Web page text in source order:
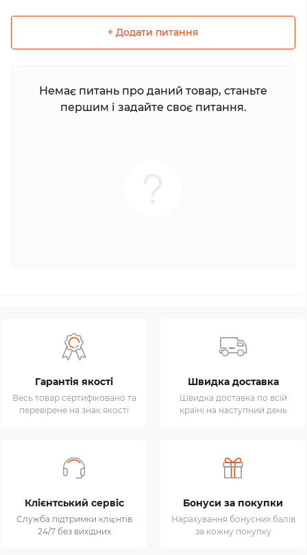
+ Додати питання
Немає питань про даний товар, станьте
першим і задайте своє питання.
Гарантія якості
Весь товар сертифіковано та
перевірене на знак якості
Швидка доставка
Швидка доставка по всій
країні на наступний день
Клієнтський сервіс
Служба підтримки клієнтів
24/7 без вихідних
Бонуси за покупки
Нарахування бонусних балів
за кожну покупку